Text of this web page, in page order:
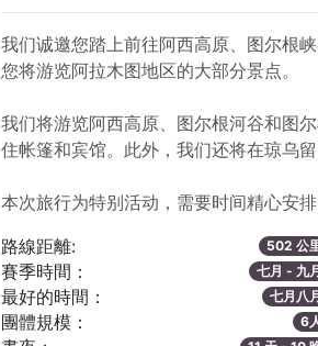
我们诚邀您踏上前往阿西高原、图尔根
您将游览阿拉木图地区的大部分景点。
我们将游览阿西高原、图尔根河谷和图
住帐篷和宾馆。此外，我们还将在琼乌
本次旅行为特别活动，需要时间精心安
路線距離:
502 公
賽季時間： 七月 - 九
最好的時間： 七月八
團體規模： 6